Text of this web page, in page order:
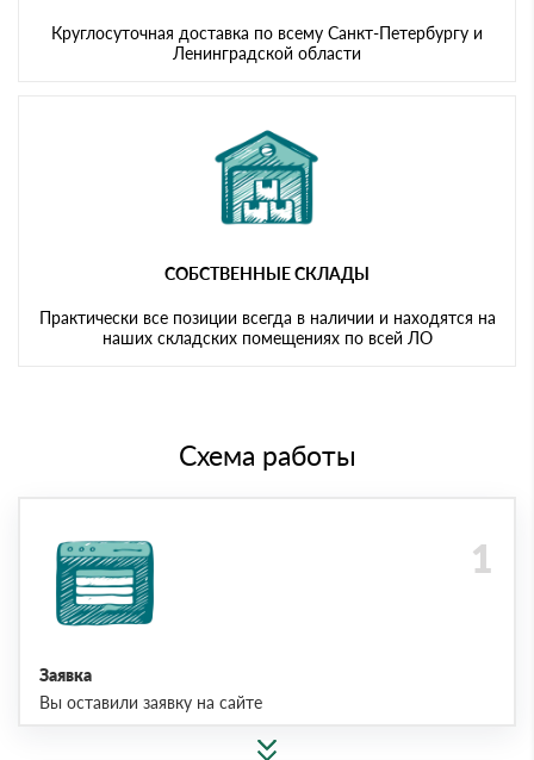
Круглосуточная доставка по всему Санкт-Петербургу и
Ленинградской области
СОБСТВЕННЫЕ СКЛАДЫ
Практически все позиции всегда в наличии и находятся на
наших складских помещениях по всей ЛО
Схема работы
Заявка
Вы оставили заявку на сайте